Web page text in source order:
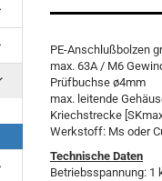
PE-Anschlußbolzen
max. 63A / M6
Prüfbuchse ø4mm
max. leitende
Kriechstrecke
Werkstoff: Ms oder
Technische Daten
Betriebsspannung: 1